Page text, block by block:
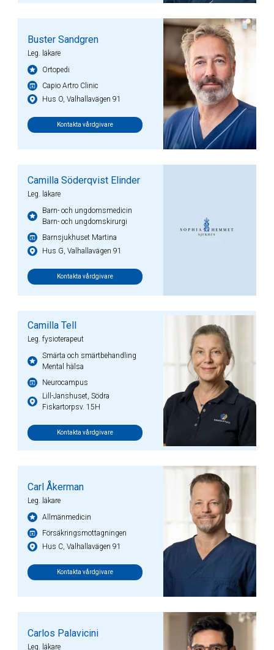
Buster Sandgren
Leg. läkare
Ortopedi
Capio Artro Clinic
Hus O, Valhallavägen 91
Kontakta vårdgivare
Camilla Söderqvist Elinder
Leg. läkare
Barn- och ungdomsmedicin
Barn- och ungdomskirurgi
Barnsjukhuset Martina
Hus G, Valhallavägen 91
Kontakta vårdgivare
Camilla Tell
Leg. fysioterapeut
Smärta och smärtbehandling
Mental hälsa
Neurocampus
Lill-Janshuset, Södra
Fiskartorpsv. 15H
Kontakta vårdgivare
Carl Åkerman
Leg. läkare
Allmänmedicin
Försäkringsmottagningen
Hus C, Valhallavägen 91
Kontakta vårdgivare
Carlos Palavicini
Leg. läkare